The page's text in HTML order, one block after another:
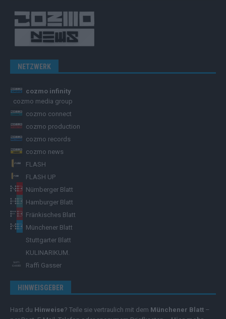
NETZWERK
cozmo infinity
cozmo media group
cozmo connect
cozmo production
cozmo records
cozmo news
FLASH
FLASH UP
Nürnberger Blatt
Hamburger Blatt
Fränkisches Blatt
Münchener Blatt
Stuttgarter Blatt
KULINARIKUM.
Raffi Gasser
HINWEISGEBER
Hast du Hinweise? Teile sie vertraulich mit dem Münchener Blatt –